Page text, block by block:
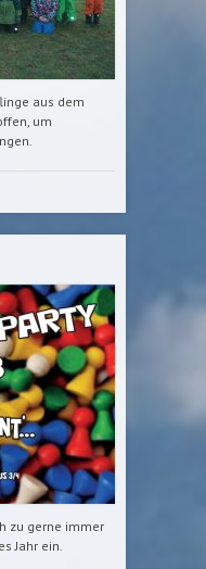
aus dem
um
zu gerne immer
Jahr ein.